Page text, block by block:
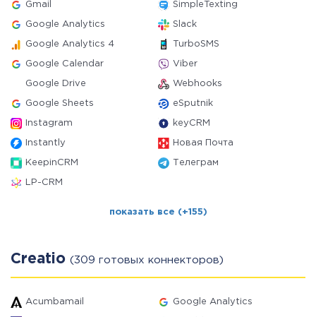
Gmail SimpleTexting
Google Analytics Slack
Google Analytics 4 TurboSMS
Google Calendar Viber
Google Drive Webhooks
Google Sheets eSputnik
Instagram keyCRM
Instantly Новая Почта
KeepinCRM Телеграм
LP-CRM
показать все (+155)
Creatio (309 готовых коннекторов)
Acumbamail Google Analytics